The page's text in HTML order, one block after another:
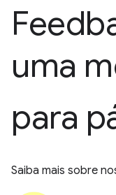
uma
para
Saiba mais sobre